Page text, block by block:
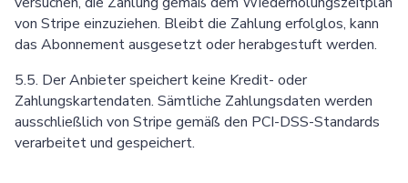
von Stripe einzuziehen. Bleibt die Zahlung erfolglos, kann
das Abonnement ausgesetzt oder herabgestuft werden.
5.5. Der Anbieter speichert keine Kredit- oder
Zahlungskartendaten. Sämtliche Zahlungsdaten werden
ausschließlich von Stripe gemäß den PCI-DSS-Standards
verarbeitet und gespeichert.